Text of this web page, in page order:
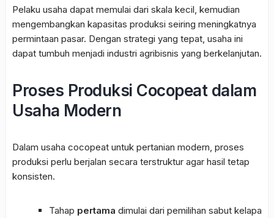
Pelaku usaha dapat memulai dari skala kecil, kemudian
mengembangkan kapasitas produksi seiring meningkatnya
permintaan pasar. Dengan strategi yang tepat, usaha ini
dapat tumbuh menjadi industri agribisnis yang berkelanjutan.
Proses Produksi Cocopeat dalam
Usaha Modern
Dalam usaha cocopeat untuk pertanian modern, proses
produksi perlu berjalan secara terstruktur agar hasil tetap
konsisten.
Tahap pertama dimulai dari pemilihan sabut kelapa